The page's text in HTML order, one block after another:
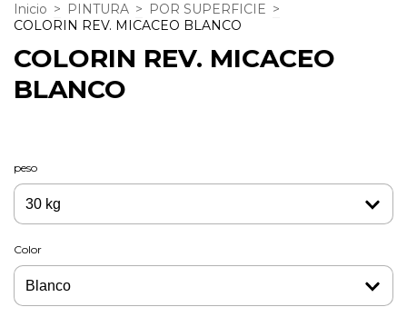
Inicio > PINTURA > POR SUPERFICIE >
COLORIN REV. MICACEO BLANCO
COLORIN REV. MICACEO
BLANCO
peso
Color